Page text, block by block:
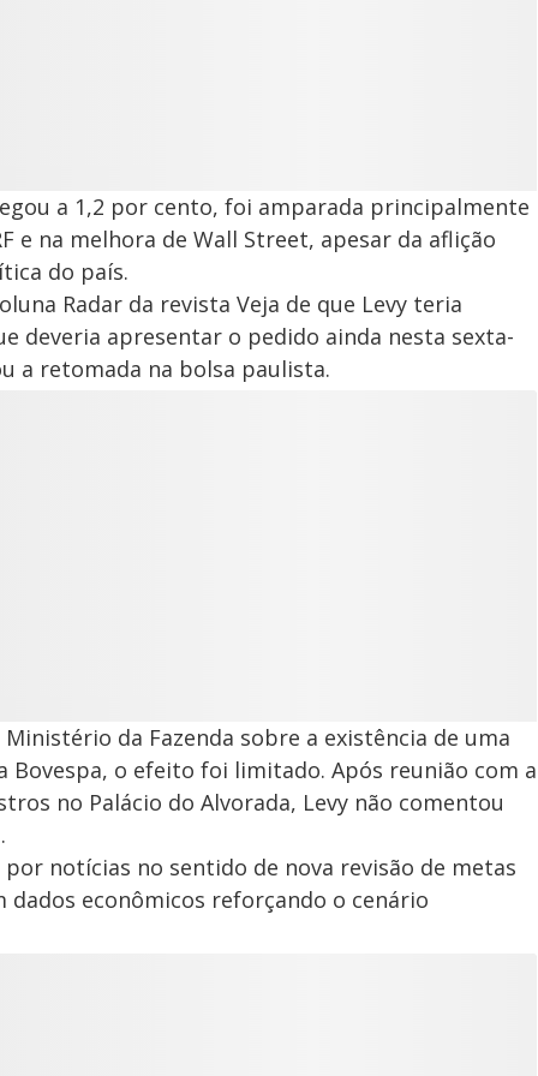
a 1,2 por cento, foi amparada principalmente
e na melhora de Wall Street, apesar da aflição
do país.
Radar da revista Veja de que Levy teria
deveria apresentar o pedido ainda nesta sexta-
a retomada na bolsa paulista.
da Fazenda sobre a existência de uma
o efeito foi limitado. Após reunião com a
no Palácio do Alvorada, Levy não comentou
notícias no sentido de nova revisão de metas
dados econômicos reforçando o cenário